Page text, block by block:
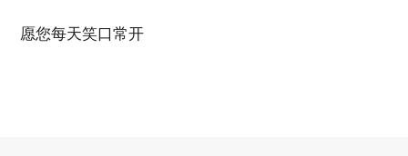
愿您每天笑口常开